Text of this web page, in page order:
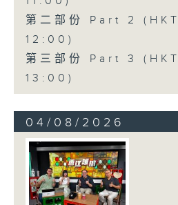
第二部份 Part 2
12:00)
第三部份 Part 3
13:00)
04/08/2026